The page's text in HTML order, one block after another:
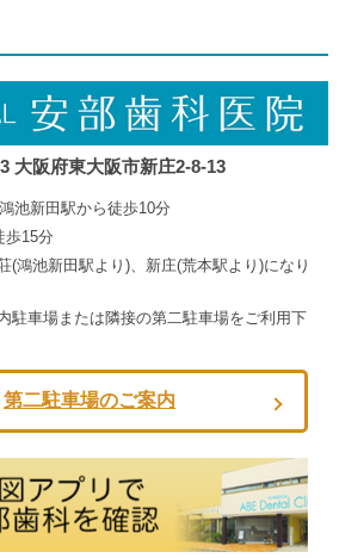
大阪府東大阪市新庄2-8-13
池新田駅から徒歩10分
歩15分
(鴻池新田駅より)、新庄(荒本駅より)になり
駐車場または隣接の第二駐車場をご利用下
第二駐車場のご案内